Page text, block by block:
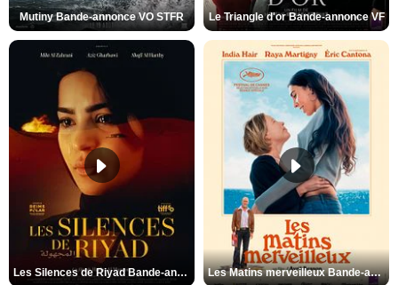
Mutiny Bande-annonce VO STFR Le Triangle d'or Bande-annonce VF
Les Silences de Riyad Bande-annonce VO STFR Les Matins merveilleux Bande-annonce VF